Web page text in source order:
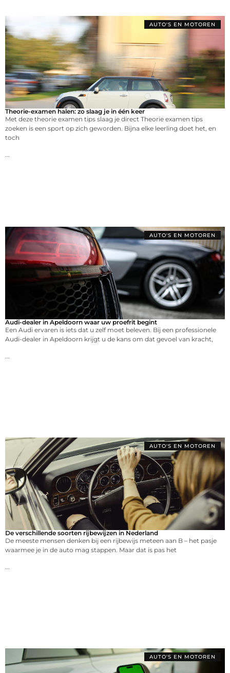
AUTO'S EN MOTOREN
Theorie-examen halen: zo slaag je in één keer
Met deze theorie examen tips slaag je direct Theorie examen tips
zoeken is een sport op zich geworden. Bijna elke leerling doet het, en
toch
AUTO'S EN MOTOREN
Audi-dealer in Apeldoorn waar uw proefrit begint
Een Audi ervaren is iets dat u zelf moet beleven. Bij een professionele
Audi-dealer in Apeldoorn krijgt u de kans om dat gevoel van kracht,
AUTO'S EN MOTOREN
De verschillende soorten rijbewijzen in Nederland
De meeste mensen denken bij een rijbewijs meteen aan B – het pasje
waarmee je in de auto mag stappen. Maar dat is pas het
AUTO'S EN MOTOREN